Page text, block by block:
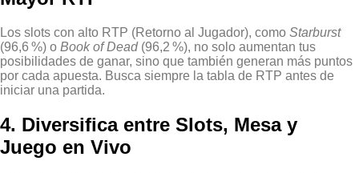
Los slots con alto RTP (Retorno al Jugador), como Starburst
(96,6 %) o Book of Dead(96,2 %), no solo aumentan tus
posibilidades de ganar, sino que también generan más puntos
por cada apuesta. Busca siempre la tabla de RTP antes de
iniciar una partida.
4. Diversifica entre Slots, Mesa y
Juego en Vivo